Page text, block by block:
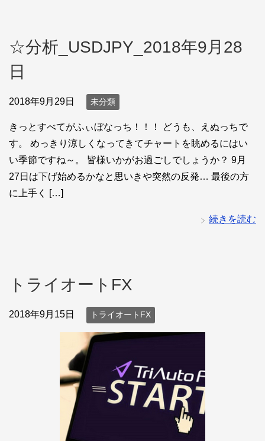
☆分析_USDJPY_2018年9月28
日
2018年9月29日 未分類
きっとすべてがふぃぼなっち！！！ どうも、えぬっちで
す。 めっきり涼しくなってきてチャートを眺めるにはい
い季節ですね～。 皆様いかがお過ごしでしょうか？ 9月
27日は下げ始めるかなと思いきや突然の反発… 最後の方
に上手く […]
続きを読む
トライオートFX
2018年9月15日 トライオートFX